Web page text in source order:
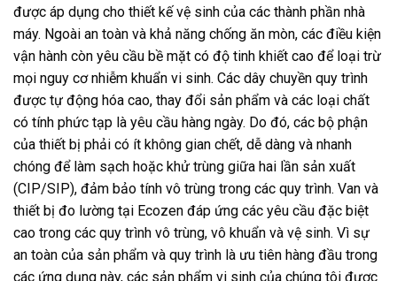
Thực phẩm (mì gói)
Công nghiệp hóa chất
Lốp cao su
Chế biến gạo
Nhiệt điện
Bán dẫn và linh kiện điện tử
Ngành giấy và bột giấy
Dược phẩm
được áp dụng cho thiết kế vệ sinh của các thành phần nhà
máy. Ngoài an toàn và khả năng chống ăn mòn, các điều kiện
vận hành còn yêu cầu bề mặt có độ tinh khiết cao để loại trừ
mọi nguy cơ nhiễm khuẩn vi sinh. Các dây chuyền quy trình
được tự động hóa cao, thay đổi sản phẩm và các loại chất
có tính phức tạp là yêu cầu hàng ngày. Do đó, các bộ phận
của thiết bị phải có ít không gian chết, dễ dàng và nhanh
chóng để làm sạch hoặc khử trùng giữa hai lần sản xuất
(CIP/SIP), đảm bảo tính vô trùng trong các quy trình. Van và
thiết bị đo lường tại Ecozen đáp ứng các yêu cầu đặc biệt
cao trong các quy trình vô trùng, vô khuẩn và vệ sinh. Vì sự
an toàn của sản phẩm và quy trình là ưu tiên hàng đầu trong
các ứng dụng này, các sản phẩm vi sinh của chúng tôi được